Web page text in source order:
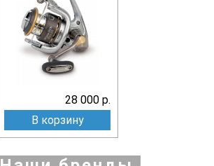
28 000 р.
В корзину